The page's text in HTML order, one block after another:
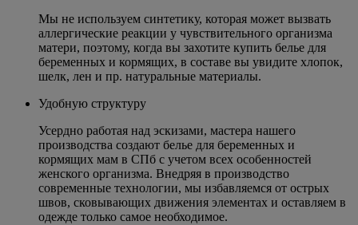
Мы не используем синтетику, которая может вызвать
аллергические реакции у чувствительного организма
матери, поэтому, когда вы захотите купить белье для
беременных и кормящих, в составе вы увидите хлопок,
шелк, лен и пр. натуральные материалы.
Удобную структуру
Усердно работая над эскизами, мастера нашего
производства создают белье для беременных и
кормящих мам в СПб с учетом всех особенностей
женского организма. Внедряя в производство
современные технологии, мы избавляемся от острых
швов, сковывающих движения элементах и оставляем в
одежде только самое необходимое.